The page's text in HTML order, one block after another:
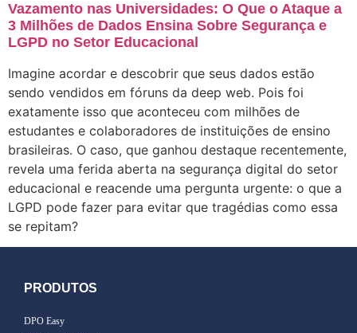
Vazamento nas Universidades: O Que o Ataque a
3 Milhões de Dados Ensina Sobre Segurança e
LGPD no Setor Educacional
Imagine acordar e descobrir que seus dados estão
sendo vendidos em fóruns da deep web. Pois foi
exatamente isso que aconteceu com milhões de
estudantes e colaboradores de instituições de ensino
brasileiras. O caso, que ganhou destaque recentemente,
revela uma ferida aberta na segurança digital do setor
educacional e reacende uma pergunta urgente: o que a
LGPD pode fazer para evitar que tragédias como essa
se repitam?
PRODUTOS
DPO Easy